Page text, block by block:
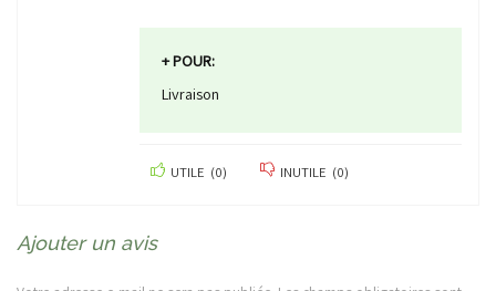
+ POUR:
Livraison
UTILE (0) INUTILE (0)
Ajouter un avis